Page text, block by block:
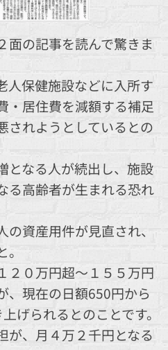
面の記事を読んで驚きま
人保健施設などに入所す
・居住費を減額する補足
されようとしているとの
となる人が続出し、施設
る高齢者が生まれる恐れ
資産用件が見直され、
２０万円超～１５５万円
、現在の日額650円から
げられるとのことです。
が、月４万２千円となる